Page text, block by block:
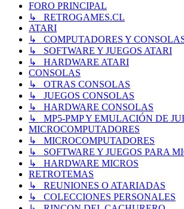
FORO PRINCIPAL
↳ RETROGAMES.CL
ATARI
↳ COMPUTADORES Y
↳ SOFTWARE Y JUEGOS ATARI
↳ HARDWARE ATARI
CONSOLAS
↳ OTRAS CONSOLAS
↳ JUEGOS CONSOLAS
↳ HARDWARE CONSOLAS
↳ MP5-PMP Y EMULACIÓN DE
MICROCOMPUTADORES
↳ MICROCOMPUTADORES
↳ SOFTWARE Y JUEGOS PARA
↳ HARDWARE MICROS
RETROTEMAS
↳ REUNIONES O ATARIADAS
↳ COLECCIONES PERSONALES